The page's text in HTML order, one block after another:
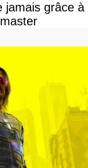
jamais grâce à